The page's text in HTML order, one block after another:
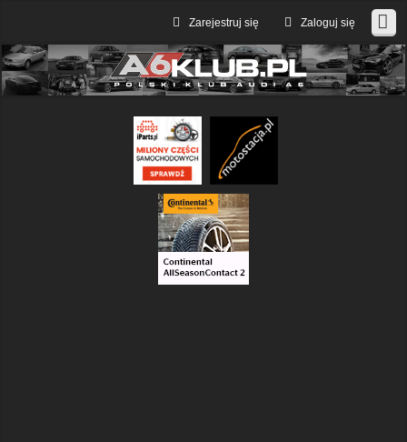
Zaloguj się
Zarejestruj się